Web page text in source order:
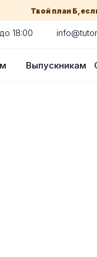
Твой план Б,
18:00
Выпускникам